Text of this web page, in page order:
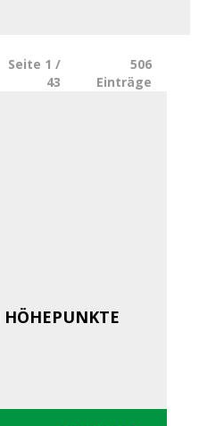
Seite 1 /
43
506
Einträge